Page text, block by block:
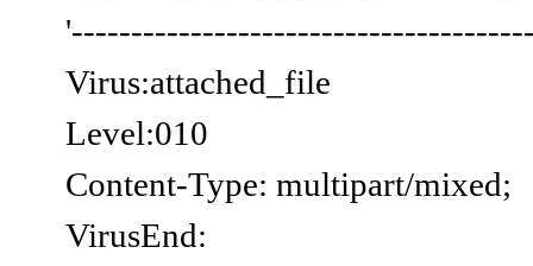
Virus:attached_file
Level:010
Content-Type: multipart/mixed;
VirusEnd: